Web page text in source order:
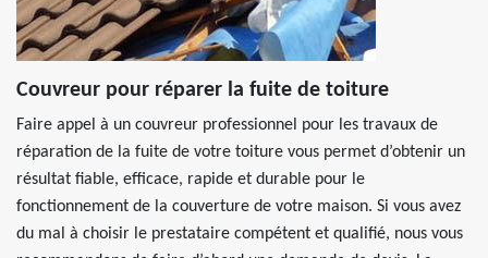
Couvreur pour réparer la fuite de toiture
Faire appel à un couvreur professionnel pour les travaux de
réparation de la fuite de votre toiture vous permet d’obtenir un
résultat fiable, efficace, rapide et durable pour le
fonctionnement de la couverture de votre maison. Si vous avez
du mal à choisir le prestataire compétent et qualifié, nous vous